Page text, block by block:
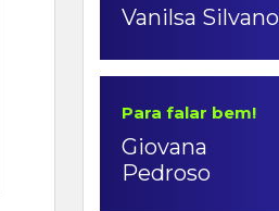
Vanilsa Silvano
Para falar bem!
Giovana
Pedroso